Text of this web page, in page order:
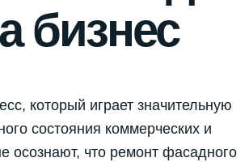
бизнес
который играет значительную
состояния коммерческих и
что ремонт фасадного